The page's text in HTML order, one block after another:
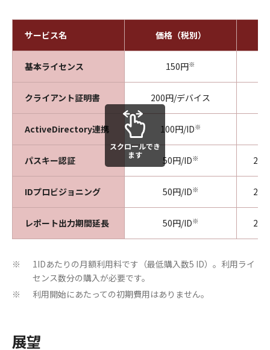
サービス名 価格（税別）
基本ライセンス 150円※
クライアント証明書 200円/デバイス
ActiveDirectory連携 100円/ID※
パスキー認証 50円/ID※
IDプロビジョニング 50円/ID※
レポート出力期間延長 50円/ID※
スクロールでき
ます
※
1IDあたりの月額利用料です（最低購⼊数5 ID）。利⽤ライ
センス数分の購⼊が必要です。
※ 利用開始にあたっての初期費用はありません。
展望